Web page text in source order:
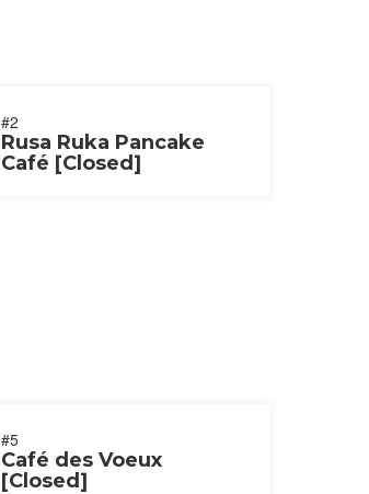
#2
Rusa Ruka Pancake
Café [Closed]
#5
Café des Voeux
[Closed]